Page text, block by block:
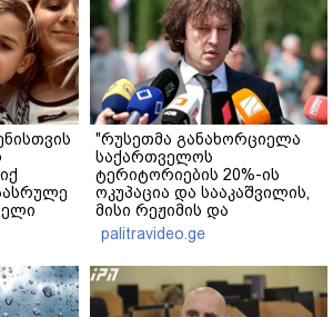
წერს
"რუსეთმა განახორციელა
საქართველოს
ტერიტორიების 20%-ის
ოკუპაცია და სააკაშვილის,
მისი რეჟიმის და
"ნაცმოძრაობის" ღალატი
ვერანაირად ვერ
გადაფარავს ამ
დანაშაულს" - ირაკლი
კობახიძე
palitravideo.ge